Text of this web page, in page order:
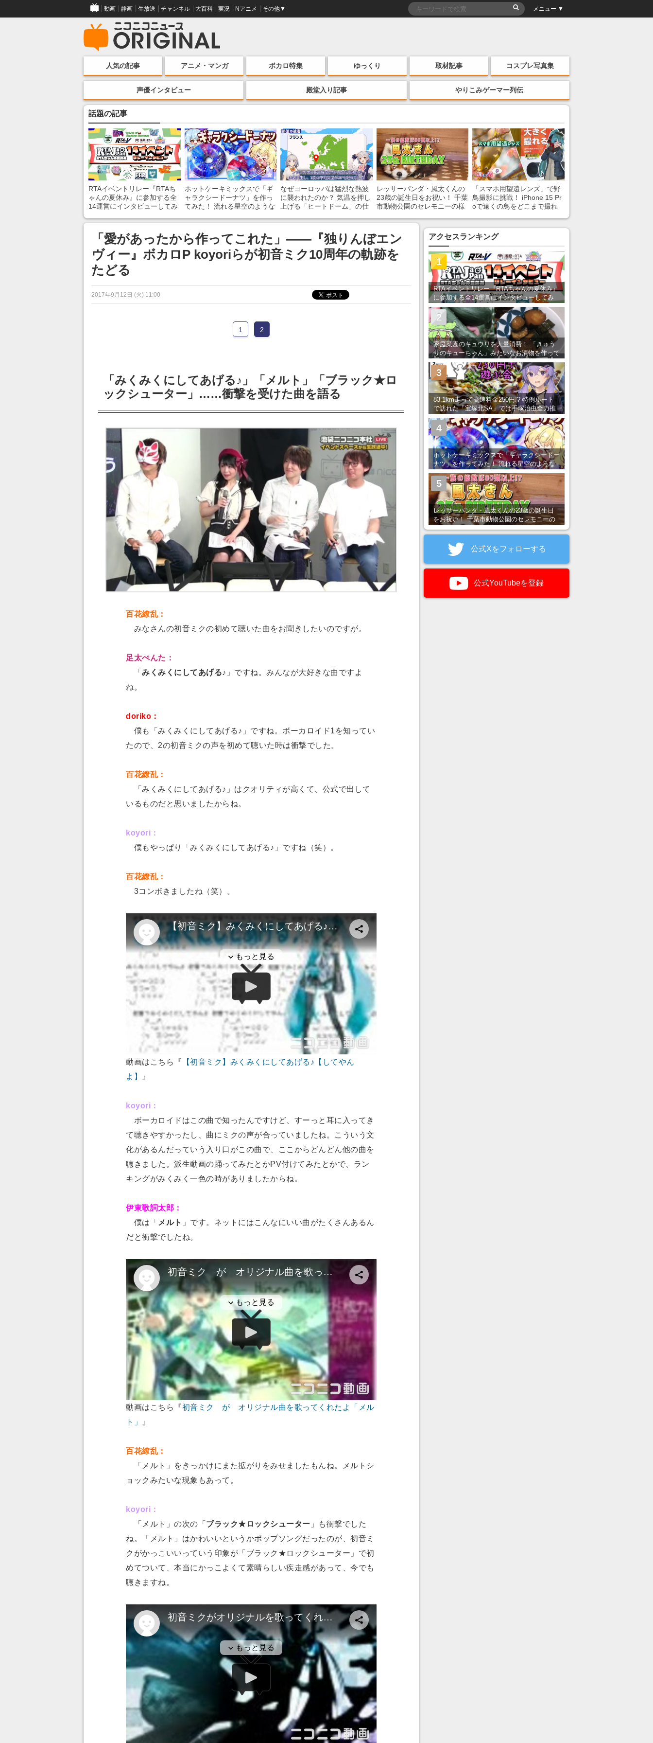
動画 静画 生放送 チャンネル 大百科 実況 Nアニメ その他▼ メニュー ▼
人気の記事 アニメ・マンガ ボカロ特集 ゆっくり 取材記事 コスプレ写真集
声優インタビュー 殿堂入り記事 やりこみゲーマー列伝
話題の記事
RTAイベントリレー『RTAち
ゃんの夏休み』に参加する全
14運営にインタビューしてみ
ンネルの貸し出しを利用し8/9
から1週間にわたって開催
ホットケーキミックスで「ギ
ャラクシードーナツ」を作っ
てみた！ 流れる星空のような
なぜヨーロッパは猛烈な熱波
に襲われたのか？ 気温を押し
上げる「ヒートドーム」の仕
レッサーパンダ・風太くんの
23歳の誕生日をお祝い！ 千葉
市動物公園のセレモニーの様
「スマホ用望遠レンズ」で野
鳥撮影に挑戦！ iPhone 15 Pr
oで遠くの鳥をどこまで撮れ
「愛があったから作ってこれた」――『独りんぼエン
ヴィー』ボカロP koyoriらが初音ミク10周年の軌跡を
たどる
2017年9月12日 (火) 11:00
1 2
「みくみくにしてあげる♪」「メルト」「ブラック★ロ
ックシューター」……衝撃を受けた曲を語る
百花繚乱：
みなさんの初音ミクの初めて聴いた曲をお聞きしたいのですが。
足太ぺんた：
「 みくみくにしてあげる♪ 」ですね。みんなが大好きな曲ですよ
ね。
doriko：
僕も「みくみくにしてあげる♪」ですね。ボーカロイド1を知ってい
たので、2の初音ミクの声を初めて聴いた時は衝撃でした。
百花繚乱：
「みくみくにしてあげる♪」はクオリティが高くて、公式で出して
いるものだと思いましたからね。
koyori：
僕もやっぱり「みくみくにしてあげる♪」ですね（笑）。
百花繚乱：
3コンボきましたね（笑）。
動画はこちら『 【初音ミク】みくみくにしてあげる♪【してやん
よ】
』
koyori：
ボーカロイドはこの曲で知ったんですけど、すーっと耳に入ってき
て聴きやすかったし、曲にミクの声が合っていましたね。こういう文
化があるんだっていう入り口がこの曲で、ここからどんどん他の曲を
聴きました。派生動画の踊ってみたとかPV付けてみたとかで、ラン
キングがみくみく一色の時がありましたからね。
伊東歌詞太郎：
僕は「 メルト 」です。ネットにはこんなにいい曲がたくさんあるん
だと衝撃でしたね。
動画はこちら『初音ミク が オリジナル曲を歌ってくれたよ「メル
ト」
』
百花繚乱：
「メルト」をきっかけにまた拡がりをみせましたもんね。メルトシ
ョックみたいな現象もあって。
koyori：
「メルト」の次の「 ブラック★ロックシューター 」も衝撃でした
ね。「メルト」はかわいいというかポップソングだったのが、初音ミ
クがかっこいいっていう印象が「ブラック★ロックシューター」で初
めてついて、本当にかっこよくて素晴らしい疾走感があって、今でも
聴きますね。
アクセスランキング
RTAイベントリレー『RTAちゃんの夏休み』
に参加する全14運営にインタビューしてみ
た！ 「RTA in Japan」のチャンネルの貸し
出しを利用し8/9から1週間にわたって開催
1
家庭菜園のキュウリを大量消費！ 「きゅう
りのキューちゃん」みたいなお漬物を作って
みた
2
83.1km走って高速料金250円!? 特例ルート
で訪れた「宝塚北SA」では手塚治虫全力推
し＆関西グルメが楽しめる！
3
ホットケーキミックスで「ギャラクシードー
ナツ」を作ってみた！ 流れる星空のような
レンチン・レシピを紹介
4
レッサーパンダ・風太くんの23歳の誕生日
をお祝い！ 千葉市動物公園のセレモニーの
5
公式Xをフォローする
公式YouTubeを登録